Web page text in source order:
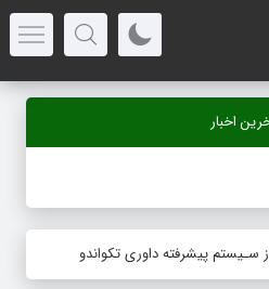
اخبار
سـیستم پیشرفته داوری تکواندو